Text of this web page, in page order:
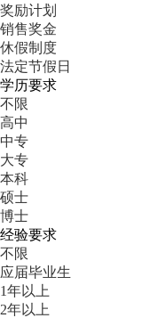
奖励计划
销售奖金
休假制度
法定节假日
学历要求
不限
高中
中专
大专
本科
硕士
博士
经验要求
不限
应届毕业生
1年以上
2年以上